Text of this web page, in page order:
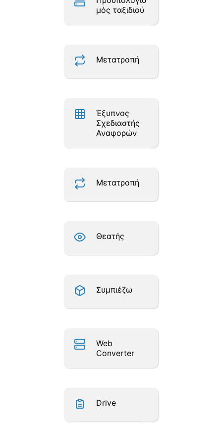
μός ταξιδιού
Μετατροπή
Έξυπνος
Σχεδιαστής
Αναφορών
Μετατροπή
Θεατής
Συμπιέζω
Web
Converter
Drive